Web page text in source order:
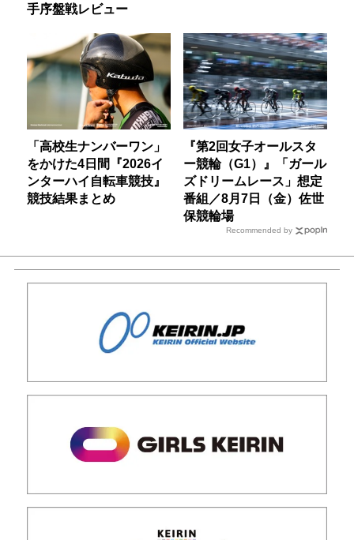
手序盤戦レビュー
「高校生ナンバーワン」
をかけた4日間『2026イ
ンターハイ自転車競技』
競技結果まとめ
『第2回女子オールスタ
ー競輪（G1）』「ガール
ズドリームレース」想定
番組／8月7日（金）佐世
保競輪場
Recommended by